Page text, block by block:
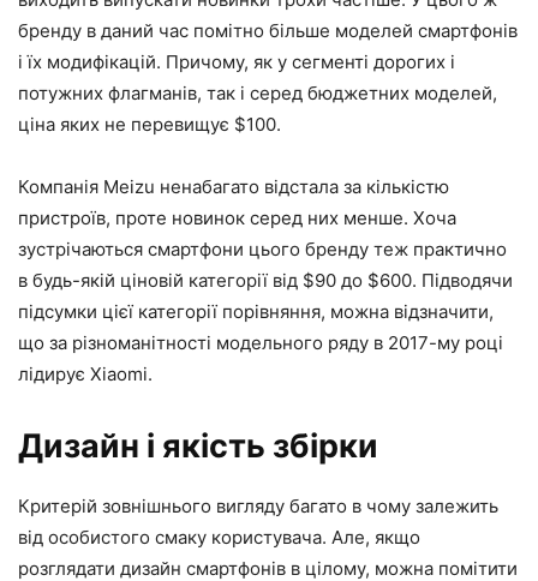
бренду в даний час помітно більше моделей смартфонів
і їх модифікацій. Причому, як у сегменті дорогих і
потужних флагманів, так і серед бюджетних моделей,
ціна яких не перевищує $100.
Компанія Meizu ненабагато відстала за кількістю
пристроїв, проте новинок серед них менше. Хоча
зустрічаються смартфони цього бренду теж практично
в будь-якій ціновій категорії від $90 до $600. Підводячи
підсумки цієї категорії порівняння, можна відзначити,
що за різноманітності модельного ряду в 2017-му році
лідирує Xiaomi.
Дизайн і якість збірки
Критерій зовнішнього вигляду багато в чому залежить
від особистого смаку користувача. Але, якщо
розглядати дизайн смартфонів в цілому, можна помітити